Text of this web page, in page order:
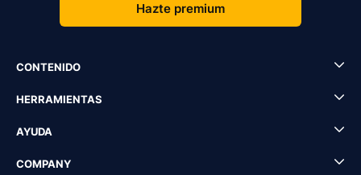
Hazte premium
CONTENIDO
HERRAMIENTAS
AYUDA
COMPANY